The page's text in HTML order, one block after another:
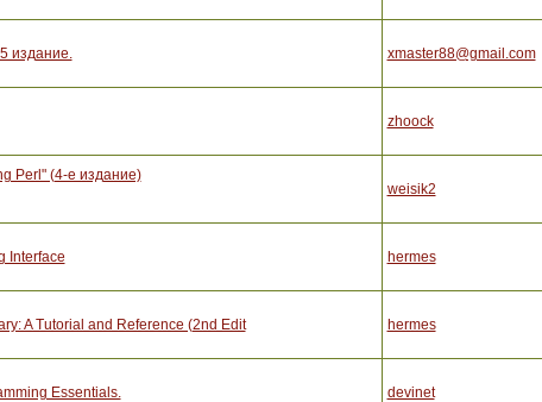
издание. xmaster88@gmail.com
zhoock
Perl" (4-е издание)
weisik2
Interface hermes
A Tutorial and Reference (2nd Edit hermes
Essentials. devinet